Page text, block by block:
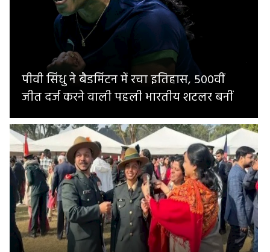
पीवी सिंधु ने बैडमिंटन में रचा इतिहास, 500वीं
जीत दर्ज करने वाली पहली भारतीय शटलर बनीं